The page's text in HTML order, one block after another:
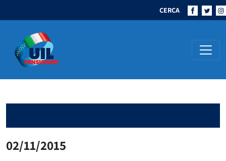
CERCA
Navigazione principale
02/11/2015